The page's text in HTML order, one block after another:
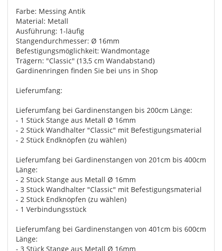
Farbe: Messing Antik
Material: Metall
Ausführung: 1-läufig
Stangendurchmesser: Ø 16mm
Befestigungsmöglichkeit: Wandmontage
Trägern: "Classic" (13,5 cm Wandabstand)
Gardinenringen finden Sie bei uns in Shop
Lieferumfang:
Lieferumfang bei Gardinenstangen bis 200cm Länge:
- 1 Stück Stange aus Metall Ø 16mm
- 2 Stück Wandhalter "Classic" mit Befestigungsmaterial
- 2 Stück Endknöpfen (zu wählen)
Lieferumfang bei Gardinenstangen von 201cm bis 400cm
Länge:
- 2 Stück Stange aus Metall Ø 16mm
- 3 Stück Wandhalter "Classic" mit Befestigungsmaterial
- 2 Stück Endknöpfen (zu wählen)
- 1 Verbindungsstück
Lieferumfang bei Gardinenstangen von 401cm bis 600cm
Länge:
- 3 Stück Stange aus Metall Ø 16mm